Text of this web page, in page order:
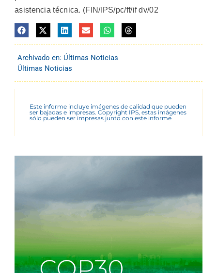
asistencia técnica. (FIN/IPS/pc/ff/if dv/02
Archivado en: Últimas Noticias
Últimas Noticias
Este informe incluye imágenes de calidad que pueden
ser bajadas e impresas. Copyright IPS, estas imágenes
sólo pueden ser impresas junto con este informe